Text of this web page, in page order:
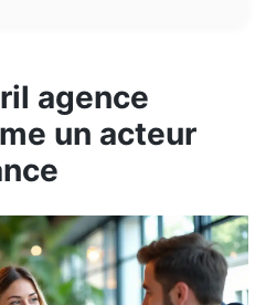
agence
un acteur